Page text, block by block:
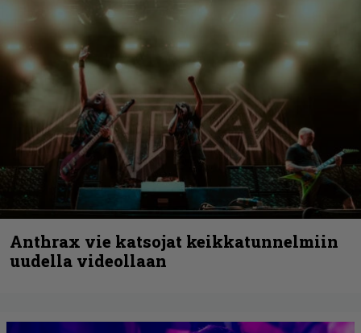
Anthrax vie katsojat keikkatunnelmiin
uudella videollaan